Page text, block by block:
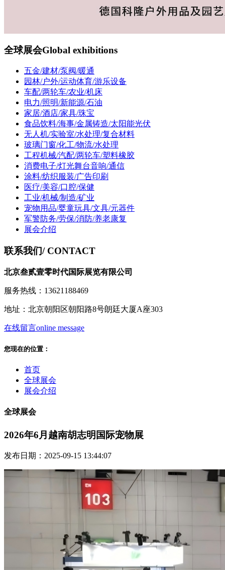
全球展会Global exhibitions
五金/建材/泵阀/暖通
园林/户外/运动体育/游乐设备
车配/两轮车/农业/机床
电力/照明/新能源/石油
家居/酒店/家具/珠宝
食品饮料/海事/金属铸造/太阳能光伏
无人机/实验室/水处理/复合材料
玻璃门窗/化工/物流/水处理
工程机械/汽配/两轮车/塑料橡胶
消费电子/灯光舞台音响/通信
涂料/纺织服装/广告印刷
医疗/美容/口腔/保健
工业/机械/制造/矿业
宠物用品/婴童玩具/文具/元器件
军警防务/劳保/消防/养老康复
展会介绍
联系我们/ CONTACT
北京叁贰壹零时代国际展览有限公司
服务热线：13621188469
地址：北京朝阳区朝阳路8号朗廷大厦A座303
在线留言online message
您现在的位置：
首页
全球展会
展会介绍
全球展会
2026年6月越南胡志明国际宠物展
发布日期：2025-09-15 13:44:07